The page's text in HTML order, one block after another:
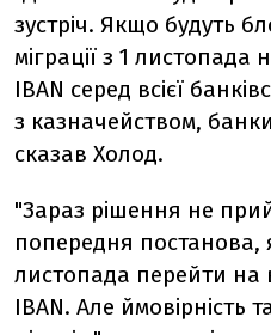
зустріч. Якщо будуть
міграції з 1
IBAN серед всієї
з казначейством,
сказав Холод.
"Зараз рішення не
попередня постанова,
листопада перейти на
IBAN. Але ймовірність